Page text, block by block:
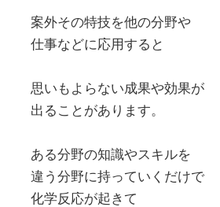
案外その特技を他の分野や
仕事などに応用すると
思いもよらない成果や効果が
出ることがあります。
ある分野の知識やスキルを
違う分野に持っていくだけで
化学反応が起きて